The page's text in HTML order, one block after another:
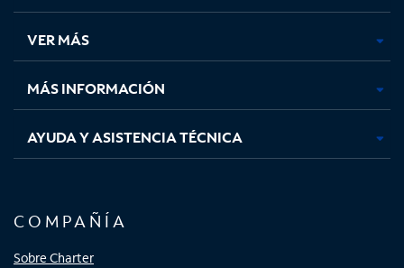
en
pestaña
nueva
en
pestaña
nueva
en
pestaña
nueva
en
nueva
VER MÁS
MÁS INFORMACIÓN
AYUDA Y ASISTENCIA TÉCNICA
COMPAÑÍA
Sobre Charter